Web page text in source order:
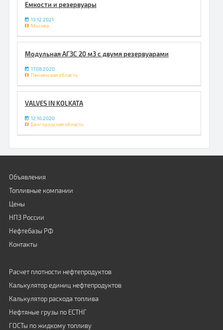
Емкости и резервуары
13.12.2021
Москва
Модульная АГЗС 20 м3 с двумя резервуарами
17.08.2020
Пензенская область
VALVES IN KOLKATA
12.10.2020
Белгородская область
Объявления
Топливные компании
Цены
НПЗ России
Нефтебазы РФ
Контакты
Расчет плотности нефтепродуктов
Калькулятор единиц нефтепродуктов
Калькулятор расхода топлива
Нефтяные грузы по ЕСТНГ
ГОСТы по жидкому топливу